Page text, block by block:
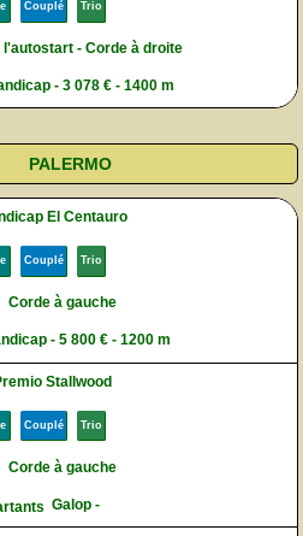
Couplé Trio
l'autostart - Corde à droite
- 3 078 € - 1400 m
PALERMO
El Centauro
Couplé Trio
Corde à gauche
- 5 800 € - 1200 m
Stallwood
Couplé Trio
Corde à gauche
Galop -